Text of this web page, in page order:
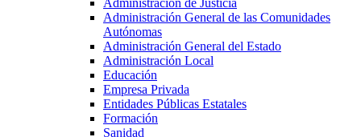
Administración de Justicia
Administración General de las Comunidades
Autónomas
Administración General del Estado
Administración Local
Educación
Empresa Privada
Entidades Públicas Estatales
Formación
Sanidad